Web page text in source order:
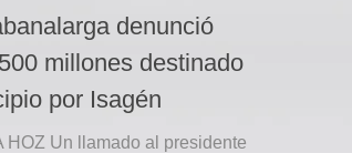
denunció
millones destinado
por Isagén
HOZ Un llamado al presidente